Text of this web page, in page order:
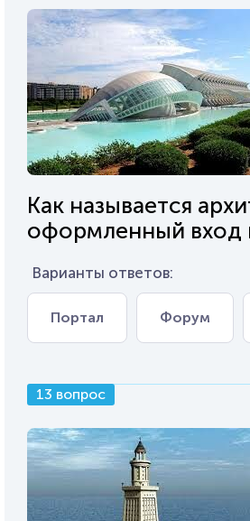
Как называется
оформленный вход
Варианты ответов:
Портал Форум
13 вопрос